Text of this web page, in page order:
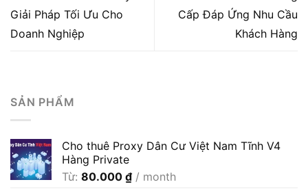
Giải Pháp Tối Ưu Cho
Doanh Nghiệp
Cấp Đáp Ứng Nhu Cầu
Khách Hàng
SẢN PHẨM
Cho thuê Proxy Dân Cư Việt Nam Tĩnh V4
Hàng Private
Từ: 80.000 ₫ / month